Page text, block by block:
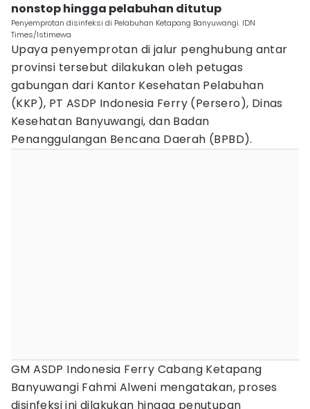
nonstop hingga pelabuhan ditutup
Penyemprotan disinfeksi di Pelabuhan Ketapang Banyuwangi. IDN
Times/Istimewa
Upaya penyemprotan di jalur penghubung antar
provinsi tersebut dilakukan oleh petugas
gabungan dari Kantor Kesehatan Pelabuhan
(KKP), PT ASDP Indonesia Ferry (Persero), Dinas
Kesehatan Banyuwangi, dan Badan
Penanggulangan Bencana Daerah (BPBD).
GM ASDP Indonesia Ferry Cabang Ketapang
Banyuwangi Fahmi Alweni mengatakan, proses
disinfeksi ini dilakukan hingga penutupan